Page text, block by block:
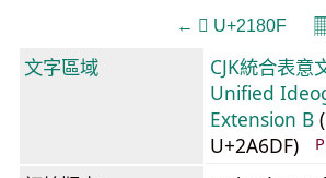
← 𡠏 U+2180F
文字區域
CJK統合表意
Unified
Extension B
U+2A6DF)